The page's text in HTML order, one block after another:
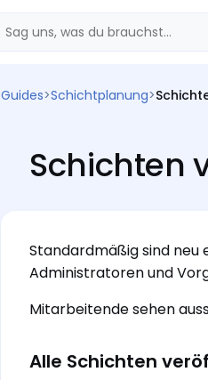
Guides>Schichtplanung>
Schichten
Standardmäßig sind
Administratoren und
Mitarbeitende sehen
Alle Schichten